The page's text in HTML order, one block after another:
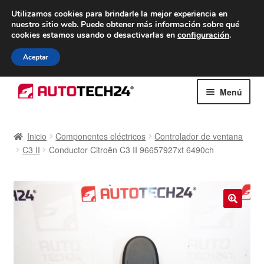
ENTREGA desde 7 EUR
De lunes a viernes de 9 a. m. a 4 p. m.
navegación
al
Menú
Caja registradora
Carro
Inicio Componentes eléctricos
Controlador de ventana
C3 II
Conductor Citroën C3 II 96657927xt 6490ch
Utilizamos cookies para brindarle la mejor experiencia en
nuestro sitio web. Puede obtener más información sobre qué
cookies estamos usando o desactivarlas en configuración.
Aceptar